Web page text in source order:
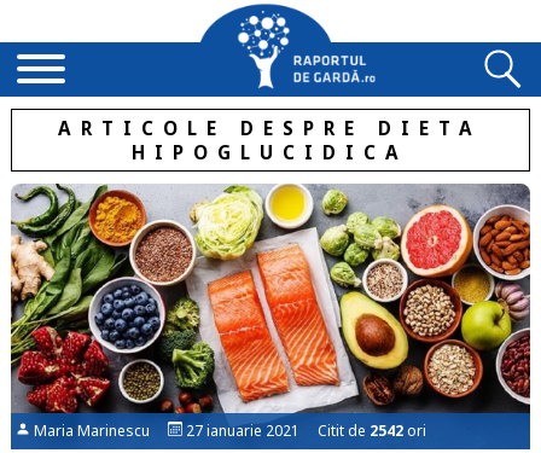
ARTICOLE DESPRE DIETA
HIPOGLUCIDICA
Maria Marinescu 27 ianuarie 2021 Citit de 2542ori